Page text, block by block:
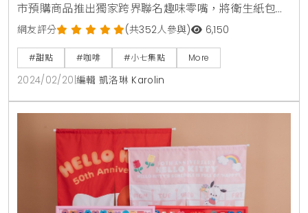
市預購商品推出獨家跨界聯名趣味零嘴，將衛生紙包裝
衛生紙變成手撕棉花糖、放大版橡皮擦打開裡面裝入香
烤魷魚絲，顛覆視覺好吃又好玩。除了趣味唰嘴零嘴以
外，看好學生族群對於咖哩的喜愛7-ELEVEN多年來攜手
日本最大咖哩專賣店「CoCo壱番屋」聯名合作，商品
品嚐，自2月21日起更以CoCo壱番屋店內的超
網友評分 (共352人參與) 6,150
#甜點 #咖啡 #小七集點 More
2024/02/20 編輯 凱洛琳 Karolin